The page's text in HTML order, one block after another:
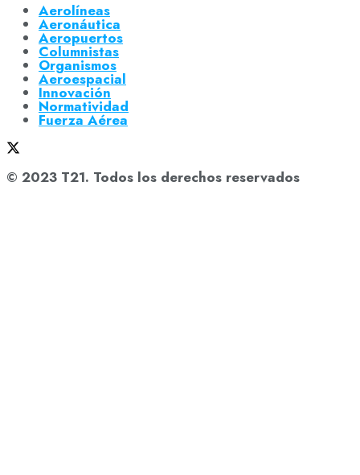
Aerolíneas
Aeronáutica
Aeropuertos
Columnistas
Organismos
Aeroespacial
Innovación
Normatividad
Fuerza Aérea
© 2023 T21. Todos los derechos reservados